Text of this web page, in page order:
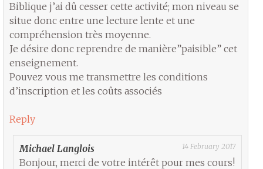
Biblique j’ai dû cesser cette activité; mon niveau se
situe donc entre une lecture lente et une
compréhension très moyenne.
Je désire donc reprendre de manière”paisible” cet
enseignement.
Pouvez vous me transmettre les conditions
d’inscription et les coûts associés
Reply
Michael Langlois 14 February 2017
Bonjour, merci de votre intérêt pour mes cours!